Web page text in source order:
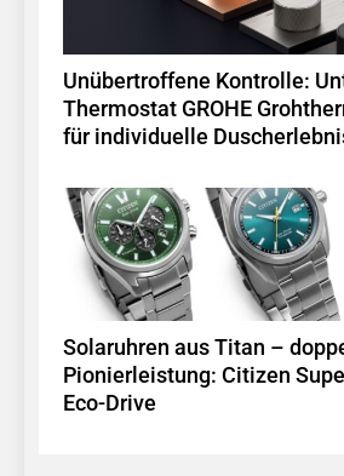
Unübertroffene Kontrolle:
Thermostat GROHE
für individuelle
Solaruhren aus Titan –
Pionierleistung: Citizen
Eco-Drive